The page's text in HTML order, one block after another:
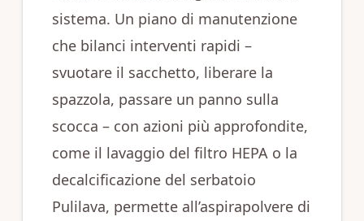
sistema. Un piano di manutenzione
che bilanci interventi rapidi –
svuotare il sacchetto, liberare la
spazzola, passare un panno sulla
scocca – con azioni più approfondite,
come il lavaggio del filtro HEPA o la
decalcificazione del serbatoio
Pulilava, permette all’aspirapolvere di